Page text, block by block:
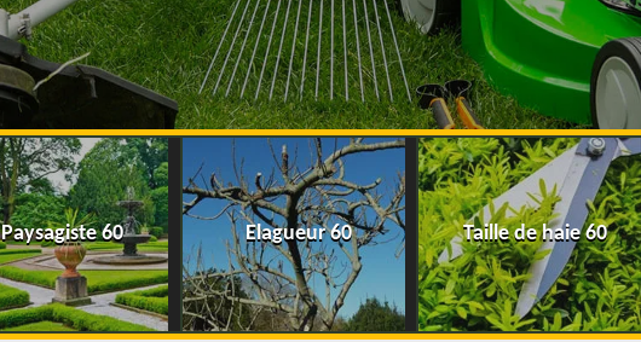
Paysagiste 60 Elagueur 60 Taille de haie 60